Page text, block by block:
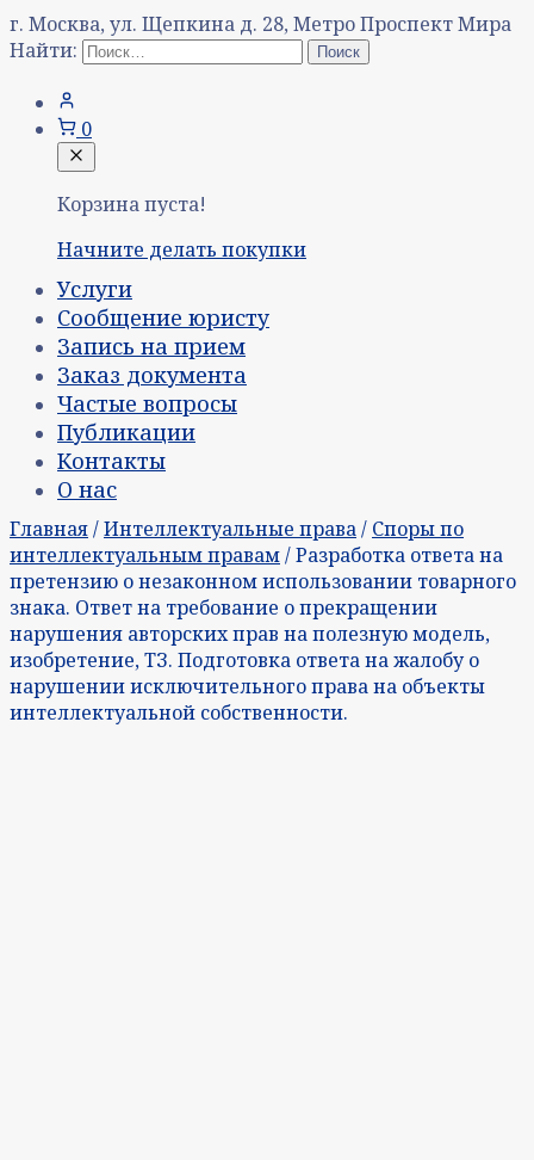
г. Москва, ул. Щепкина д. 28, Метро Проспект Мира
Найти:
0
Корзина пуста!
Начните делать покупки
Услуги
Сообщение юристу
Запись на прием
Заказ документа
Частые вопросы
Публикации
Контакты
О нас
Главная/Интеллектуальные права/ Споры по
интеллектуальным правам/ Разработка ответа на
претензию о незаконном использовании товарного
знака. Ответ на требование о прекращении
нарушения авторских прав на полезную модель,
изобретение, ТЗ. Подготовка ответа на жалобу о
нарушении исключительного права на объекты
интеллектуальной собственности.